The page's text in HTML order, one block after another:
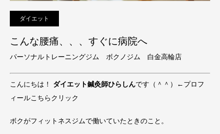
ダイエット
こんな腰痛、、、すぐに病院へ
パーソナルトレーニングジム ボクノジム 白金高輪店
こんにちは！ ダイエット鍼灸師ひらしんです（＾＾）←プロフ
ィールこちらクリック
ボクがフィットネスジムで働いていたときのこと。